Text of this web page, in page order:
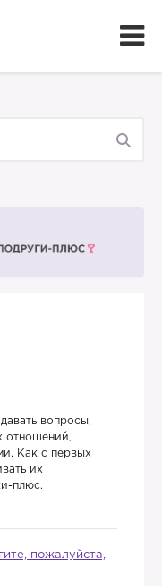
вопросы,
отношений,
Как с первых
их
плюс.
пожалуйста,